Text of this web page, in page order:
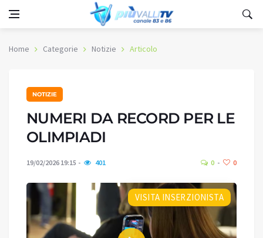
Home Categorie Notizie Articolo
NOTIZIE
NUMERI DA RECORD PER LE
OLIMPIADI
19/02/2026 19:15 401 0 0
VISITA INSERZIONISTA